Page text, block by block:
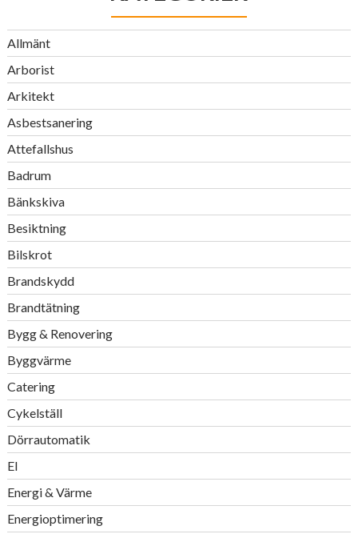
Allmänt
Arborist
Arkitekt
Asbestsanering
Attefallshus
Badrum
Bänkskiva
Besiktning
Bilskrot
Brandskydd
Brandtätning
Bygg & Renovering
Byggvärme
Catering
Cykelställ
Dörrautomatik
El
Energi & Värme
Energioptimering